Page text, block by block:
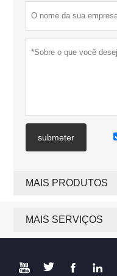
submeter
MAIS PRODUTOS
MAIS SERVIÇOS
   